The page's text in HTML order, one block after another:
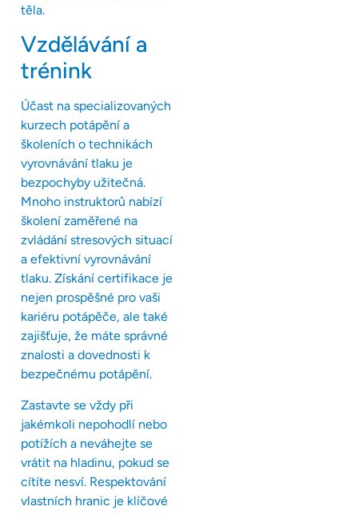
těla.
Vzdělávání a
trénink
Účast na specializovaných
kurzech potápění a
školeních o technikách
vyrovnávání tlaku je
bezpochyby užitečná.
Mnoho instruktorů nabízí
školení zaměřené na
zvládání stresových situací
a efektivní vyrovnávání
tlaku. Získání certifikace je
nejen prospěšné pro vaši
kariéru potápěče, ale také
zajišťuje, že máte správné
znalosti a dovednosti k
bezpečnému potápění.
Zastavte se vždy při
jakémkoli nepohodlí nebo
potížích a neváhejte se
vrátit na hladinu, pokud se
cítíte nesví. Respektování
vlastních hranic je klíčové